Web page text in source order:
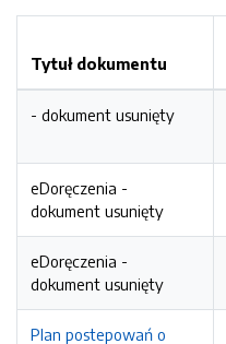
Tytuł dokumentu
- dokument usunięty
eDoręczenia -
dokument usunięty
eDoręczenia -
dokument usunięty
Plan postepowań o